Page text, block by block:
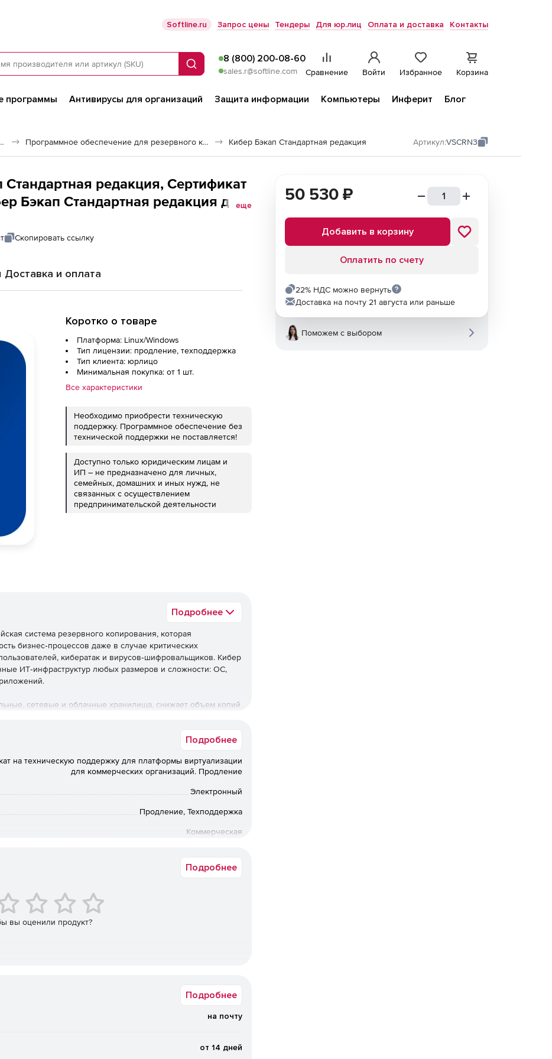
Softline.ru Запрос цены Тендеры Для юр.лиц Оплата и доставка Контакты
Поиск
8 (800) 200-08-60
sales.r@softline.com Сравнение Войти Избранное Корзина
программы Антивирусы для организаций Защита информации Компьютеры Инферит
Блог
с файлами и дисками Программное обеспечение для резервного копирования Кибер Бэкап Стандартная редакция Артикул:VSCRN3
редакция, Сертификат
Бэкап Стандартная редакция для
коммерческих организаций
еще
Скопировать ссылку
Доставка и оплата
Коротко о товаре
Платформа: Linux/Windows
Тип лицензии: продление, техподдержка
Тип клиента: юрлицо
Минимальная покупка: от 1 шт.
Все характеристики
Необходимо приобрести техническую
поддержку. Программное обеспечение без
технической поддержки не поставляется!
Доступно только юридическим лицам и
ИП – не предназначено для личных,
семейных, домашних и иных нужд, не
связанных с осуществлением
предпринимательской деятельности
Подробнее
система резервного копирования, которая
бизнес‑процессов даже в случае критических
кибератак и вирусов‑шифровальщиков. Кибер
ИТ‑инфраструктур любых размеров и сложности: ОС,
сетевые и облачные хранилища, снижает объем копий
Кибер Бэкап Стандартная
Система поддерживает широкий спектр ОС, платформ
и приложений – в том числе отечественные и свободно
S3‑совместимые и программно‑определяемые хранилища
два типа носителей, одна вне площадки) и повысить
шифрование трафика (SSL/HTTPS) обеспечивают
запуск виртуальных машин из резервной копии,
Подробнее
на техническую поддержку для платформы виртуализации
для коммерческих организаций. Продление
Электронный
Продление, Техподдержка
Коммерческая
Подробнее
вы оценили продукт?
Подробнее
на почту
от 14 дней
50 530 ₽
Добавить в корзину
Оплатить по счету
22% НДС можно вернуть
Доставка на почту 21 августа или раньше
Поможем с выбором